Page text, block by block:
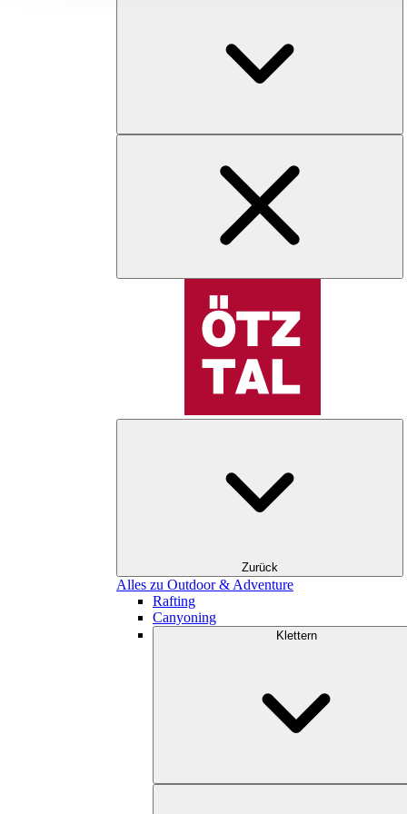
Zurück
Alles zu Outdoor & Adventure
Rafting
Canyoning
Klettern